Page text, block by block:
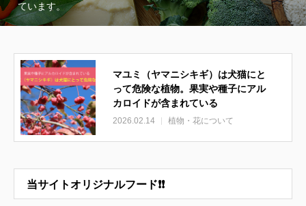
ています。
マユミ（ヤマニシキギ）は犬猫にと
って危険な植物。果実や種子にアル
カロイドが含まれている
2026.02.14 植物・花について
当サイトオリジナルフード❗❗